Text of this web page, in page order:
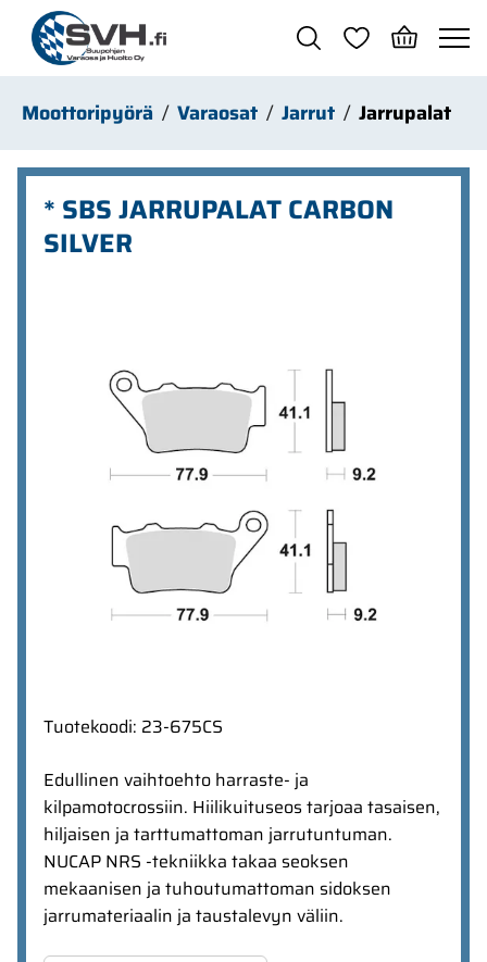
Siirry pääsisältöön
Moottoripyörä Varaosat Jarrut Jarrupalat
* SBS JARRUPALAT CARBON
SILVER
Tuotekoodi: 23-675CS
Edullinen vaihtoehto harraste- ja
kilpamotocrossiin. Hiilikuituseos tarjoaa tasaisen,
hiljaisen ja tarttumattoman jarrutuntuman.
NUCAP NRS -tekniikka takaa seoksen
mekaanisen ja tuhoutumattoman sidoksen
jarrumateriaalin ja taustalevyn väliin.